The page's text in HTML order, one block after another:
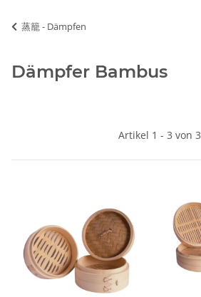
蒸籠 - Dämpfen
Dämpfer Bambus
Artikel 1 - 3 von 3